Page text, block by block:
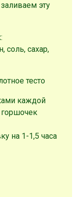
эту
соль, сахар,
тесто
каждой
на 1-1,5 часа